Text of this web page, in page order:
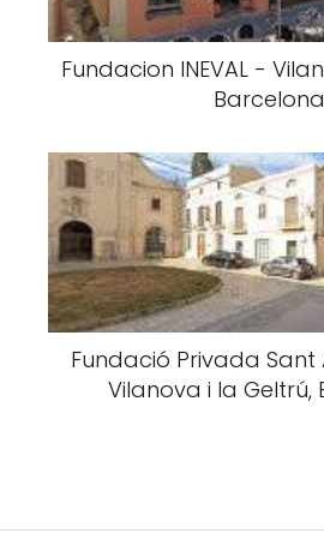
Fundacion INEVAL -
Barcelona
Fundació Privada
Vilanova i la Geltrú,